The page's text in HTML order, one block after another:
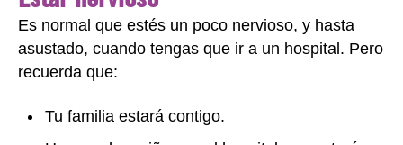
Es normal que estés un poco nervioso, y hasta
asustado, cuando tengas que ir a un hospital. Pero
recuerda que:
Tu familia estará contigo.